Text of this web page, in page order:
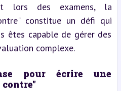
lors des examens, la
constitue un défi qui
êtes capable de gérer des
complexe.
pour écrire une